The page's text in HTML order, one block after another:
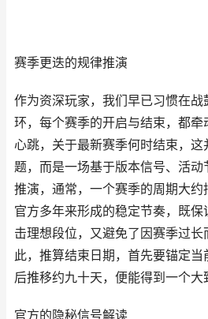
赛季更迭的规律推演
作为资深玩家，我们早已习惯在
环，每个赛季的开启与结束，都
心跳，关于最新赛季何时结束，这
题，而是一场基于版本信号、活
推演，通常，一个赛季的周期大
官方多年来形成的稳定节奏，既
击理想段位，又避免了因赛季过长
此，推算结束日期，首先要锚定
后推移约九十天，便能得到一个大
官方的隐秘信号解读